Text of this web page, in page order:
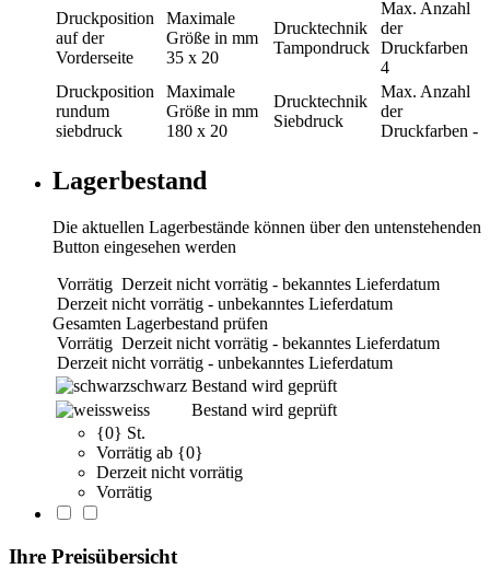
Druckposition
auf der
Vorderseite
Maximale
Größe in mm
35 x 20
Drucktechnik
Tampondruck
Max. Anzahl
der
Druckfarben
4
Druckposition
rundum
siebdruck
Maximale
Größe in mm
180 x 20
Drucktechnik
Siebdruck
Max. Anzahl
der
Druckfarben -
Lagerbestand
Die aktuellen Lagerbestände können über den untenstehenden
Button eingesehen werden
Vorrätig Derzeit nicht vorrätig - bekanntes Lieferdatum
Derzeit nicht vorrätig - unbekanntes Lieferdatum
Gesamten Lagerbestand prüfen
Vorrätig Derzeit nicht vorrätig - bekanntes Lieferdatum
Derzeit nicht vorrätig - unbekanntes Lieferdatum
schwarz Bestand wird geprüft
weiss
Bestand wird geprüft
{0} St.
Vorrätig ab {0}
Derzeit nicht vorrätig
Vorrätig
Ihre Preisübersicht